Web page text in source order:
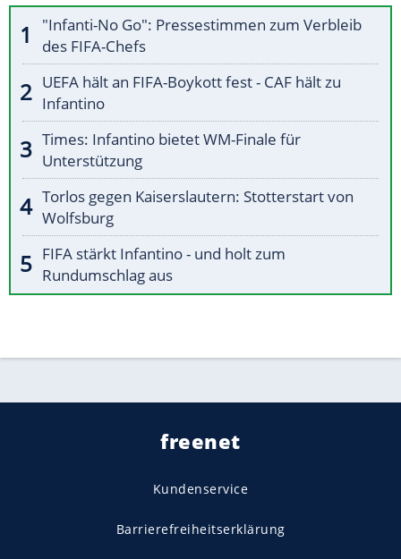
"Infanti-No Go": Pressestimmen zum Verbleib
des FIFA-Chefs
UEFA hält an FIFA-Boykott fest - CAF hält zu
Infantino
Times: Infantino bietet WM-Finale für
Unterstützung
Torlos gegen Kaiserslautern: Stotterstart von
Wolfsburg
FIFA stärkt Infantino - und holt zum
Rundumschlag aus
freenet
Kundenservice
Barrierefreiheitserklärung